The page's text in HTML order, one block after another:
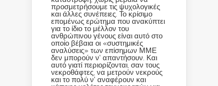
προσμετρήσουμε τις ψυχολογικές
και άλλες συνέπειες. Το κρίσιμο
επομένως ερώτημα που ανακύπτει
για το ίδιο το μέλλον του
ανθρώπινου γένους είναι αυτό στο
οποίο βέβαια οι «συστημικές
αναλύσεις» των επίσημων ΜΜΕ
δεν μπορούν ν’ απαντήσουν. Και
αυτό γιατί περιορίζονται, σαν τους
νεκροθάφτες, να μετρούν νεκρούς
και το πολύ ν’ αναφέρουν και